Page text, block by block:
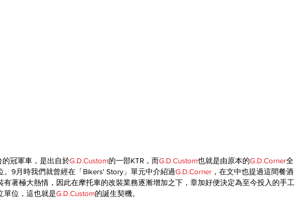
的冠軍車，是出自於G.D.Custom的一部KTR，而G.D.Custom也就是由原本的G.D.Corner全
。9月時我們就曾經在「Bikers' Story」單元中介紹過G.D.Corner ，在文中也提過這間餐酒
有著極大熱情，因此在摩托車的改裝業務逐漸增加之下，章加好便決定為至今投入的手工
單位，這也就是G.D.Custom的誕生契機。